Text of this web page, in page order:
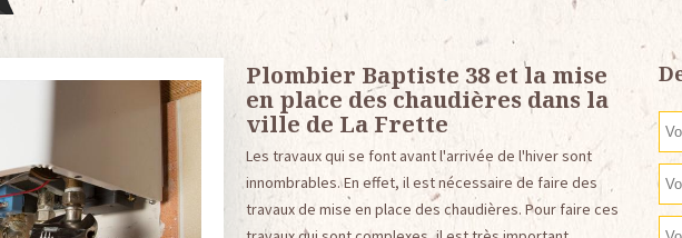
Plombier Baptiste 38 et la mise
en place des chaudières dans la
ville de La Frette
Les travaux qui se font avant l'arrivée de l'hiver sont
innombrables. En effet, il est nécessaire de faire des
travaux de mise en place des chaudières. Pour faire ces